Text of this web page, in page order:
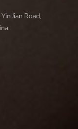
Road,